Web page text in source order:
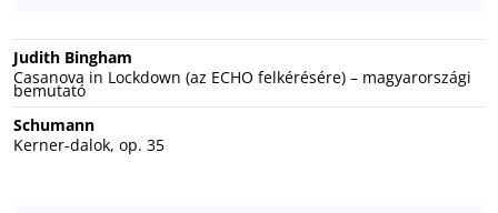
Judith Bingham
Casanova in Lockdown (az ECHO felkérésére) – magyarországi
bemutató
Schumann
Kerner-dalok, op. 35